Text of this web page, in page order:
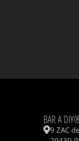
BAR A
9 ZAC